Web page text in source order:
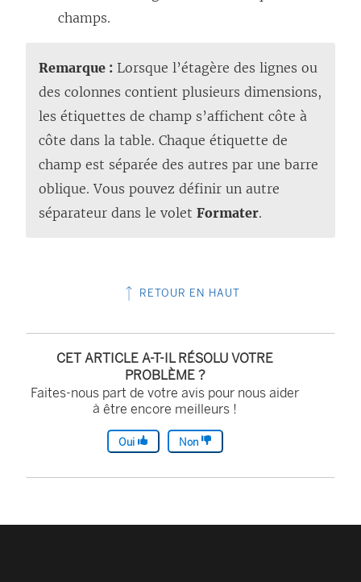
champs.
Remarque : Lorsque l’étagère des lignes ou
des colonnes contient plusieurs dimensions,
les étiquettes de champ s’affichent côte à
côte dans la table. Chaque étiquette de
champ est séparée des autres par une barre
oblique. Vous pouvez définir un autre
séparateur dans le volet Formater.
RETOUR EN HAUT
CET ARTICLE A-T-IL RÉSOLU VOTRE
PROBLÈME ?
Faites-nous part de votre avis pour nous aider
à être encore meilleurs !
Oui Non